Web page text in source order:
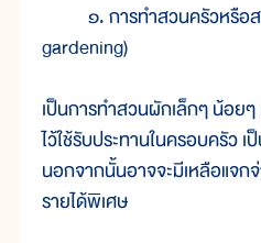
๑. การทำสวนครัวหรือส
gardening)
เป็นการทำสวนผักเล็กๆ น้อย
ไว้ใช้รับประทานในครอบครัว
นอกจากนั้นอาจจะมีเหลือแจก
รายได้พิเศษ